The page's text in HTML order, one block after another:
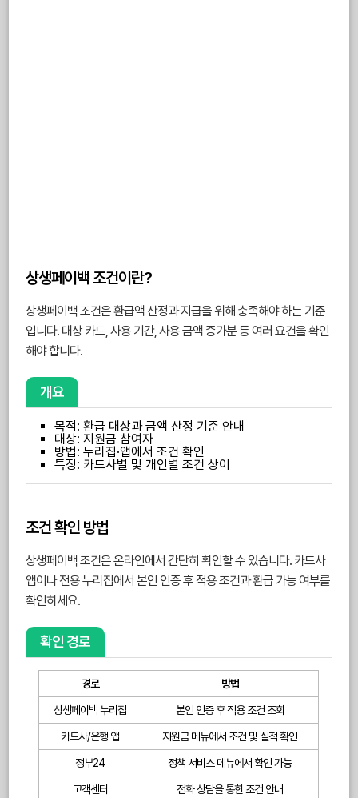
상생페이백 조건이란?
상생페이백 조건은 환급액 산정과 지급을 위해 충족해야 하는 기준
입니다. 대상 카드, 사용 기간, 사용 금액 증가분 등 여러 요건을 확인
해야 합니다.
개요
목적: 환급 대상과 금액 산정 기준 안내
대상: 지원금 참여자
방법: 누리집·앱에서 조건 확인
특징: 카드사별 및 개인별 조건 상이
조건 확인 방법
상생페이백 조건은 온라인에서 간단히 확인할 수 있습니다. 카드사
앱이나 전용 누리집에서 본인 인증 후 적용 조건과 환급 가능 여부를
확인하세요.
확인 경로
경로 방법
상생페이백 누리집 본인 인증 후 적용 조건 조회
카드사/은행 앱 지원금 메뉴에서 조건 및 실적 확인
정부24 정책 서비스 메뉴에서 확인 가능
고객센터 전화 상담을 통한 조건 안내